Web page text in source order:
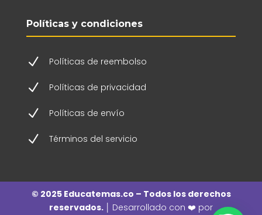
Políticas y condiciones
N Políticas de reembolso
N Políticas de privacidad
N Políticas de envío
N Términos del servicio
© 2025 Educatemas.co – Todos los derechos
reservados. │ Desarrollado con ❤️ por